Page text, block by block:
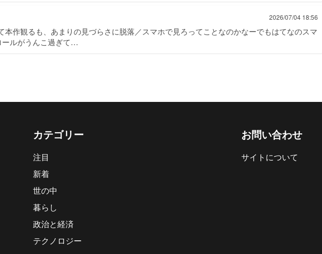
2026/07/04 18:56
本作観るも、あまりの見づらさに脱落／スマホで見ろってことなのかなーでもはてなのスマ
ールがうんこ過ぎて…
カテゴリー
注目
新着
世の中
暮らし
政治と経済
テクノロジー
お問い合わせ
サイトについて